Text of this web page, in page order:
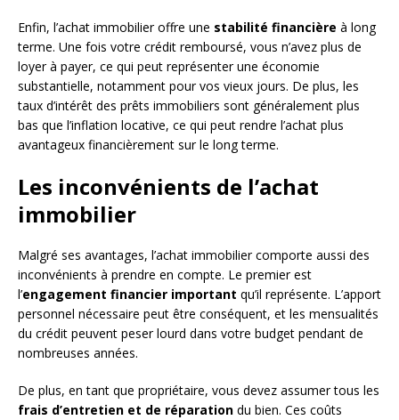
Enfin, l’achat immobilier offre une stabilité financière à long
terme. Une fois votre crédit remboursé, vous n’avez plus de
loyer à payer, ce qui peut représenter une économie
substantielle, notamment pour vos vieux jours. De plus, les
taux d’intérêt des prêts immobiliers sont généralement plus
bas que l’inflation locative, ce qui peut rendre l’achat plus
avantageux financièrement sur le long terme.
Les inconvénients de l’achat
immobilier
Malgré ses avantages, l’achat immobilier comporte aussi des
inconvénients à prendre en compte. Le premier est
l’engagement financier important qu’il représente. L’apport
personnel nécessaire peut être conséquent, et les mensualités
du crédit peuvent peser lourd dans votre budget pendant de
nombreuses années.
De plus, en tant que propriétaire, vous devez assumer tous les
frais d’entretien et de réparation du bien. Ces coûts